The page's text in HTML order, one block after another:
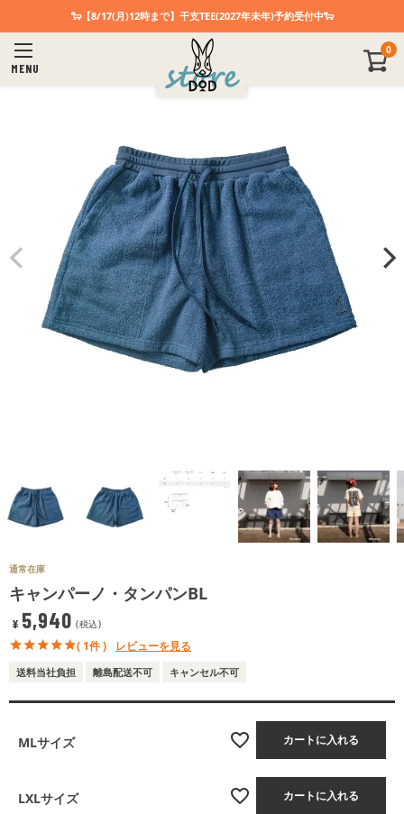
🐑【8/17(月)12時まで】干支TEE(2027年未年)予約受付中🐑
MENU
0
通常在庫
キャンパーノ・タンパンBL
¥ 5,940 税込
( 1件 ) レビューを見る
送料当社負担 離島配送不可 キャンセル不可
MLサイズ カートに入れる
LXLサイズ カートに入れる